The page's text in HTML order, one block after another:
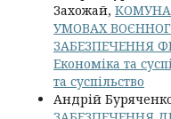
Захожай,
УМОВАХ
ЗАБЕЗПЕЧЕННЯ
Економіка та
та суспільство
Андрій